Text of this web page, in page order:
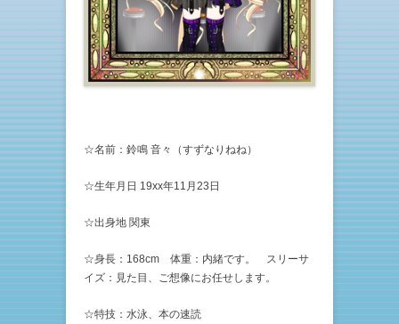
☆名前：鈴鳴 音々（すずなりねね）
☆生年月日 19xx年11月23日
☆出身地 関東
☆身長：168cm 体重：内緒です。 スリーサ
イズ：見た目、ご想像にお任せします。
☆特技：水泳、本の速読